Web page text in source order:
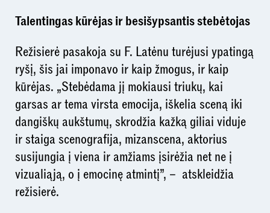
Talentingas kūrėjas ir besišypsantis stebėtojas
Režisierė pasakoja su F. Latėnu turėjusi ypatingą
ryšį, šis jai imponavo ir kaip žmogus, ir kaip
kūrėjas. „Stebėdama jį mokiausi triukų, kai
garsas ar tema virsta emocija, iškelia sceną iki
dangiškų aukštumų, skrodžia kažką giliai viduje
ir staiga scenografija, mizanscena, aktorius
susijungia į viena ir amžiams įsirėžia net ne į
vizualiąją, o į emocinę atmintį”, – atskleidžia
režisierė.